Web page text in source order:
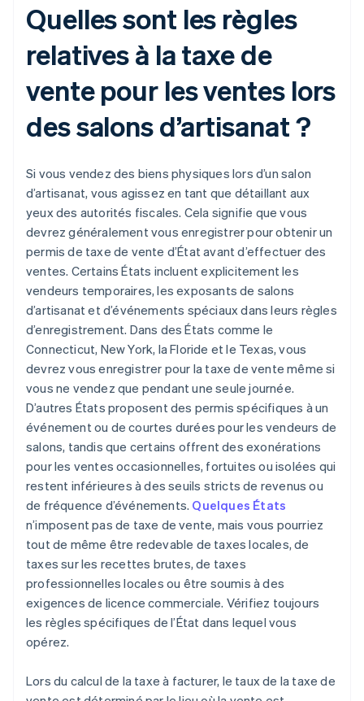
Quelles sont les règles
relatives à la taxe de
vente pour les ventes lors
des salons d’artisanat ?
Si vous vendez des biens physiques lors d’un salon
d’artisanat, vous agissez en tant que détaillant aux
yeux des autorités fiscales. Cela signifie que vous
devrez généralement vous enregistrer pour obtenir un
permis de taxe de vente d’État avant d’effectuer des
ventes. Certains États incluent explicitement les
vendeurs temporaires, les exposants de salons
d’artisanat et d’événements spéciaux dans leurs règles
d’enregistrement. Dans des États comme le
Connecticut, New York, la Floride et le Texas, vous
devrez vous enregistrer pour la taxe de vente même si
vous ne vendez que pendant une seule journée.
D’autres États proposent des permis spécifiques à un
événement ou de courtes durées pour les vendeurs de
salons, tandis que certains offrent des exonérations
pour les ventes occasionnelles, fortuites ou isolées qui
restent inférieures à des seuils stricts de revenus ou
de fréquence d’événements. Quelques États
n’imposent pas de taxe de vente, mais vous pourriez
tout de même être redevable de taxes locales, de
taxes sur les recettes brutes, de taxes
professionnelles locales ou être soumis à des
exigences de licence commerciale. Vérifiez toujours
les règles spécifiques de l’État dans lequel vous
opérez.
Lors du calcul de la taxe à facturer, le taux de la taxe de